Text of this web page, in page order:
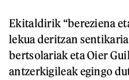
Ekitaldirik “bereziena
lekua deritzan
bertsolariak eta Oier
antzerkigileak egingo